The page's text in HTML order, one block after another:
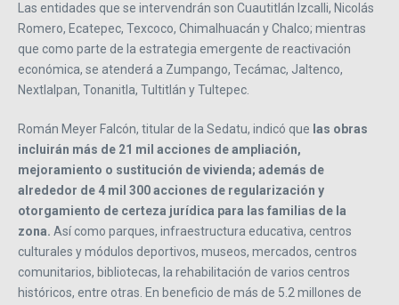
Las entidades que se intervendrán son Cuautitlán Izcalli, Nicolás
Romero, Ecatepec, Texcoco, Chimalhuacán y Chalco; mientras
que como parte de la estrategia emergente de reactivación
económica, se atenderá a Zumpango, Tecámac, Jaltenco,
Nextlalpan, Tonanitla, Tultitlán y Tultepec.
Román Meyer Falcón, titular de la Sedatu, indicó que las obras
incluirán más de 21 mil acciones de ampliación,
mejoramiento o sustitución de vivienda; además de
alrededor de 4 mil 300 acciones de regularización y
otorgamiento de certeza jurídica para las familias de la
zona. Así como parques, infraestructura educativa, centros
culturales y módulos deportivos, museos, mercados, centros
comunitarios, bibliotecas, la rehabilitación de varios centros
históricos, entre otras. En beneficio de más de 5.2 millones de